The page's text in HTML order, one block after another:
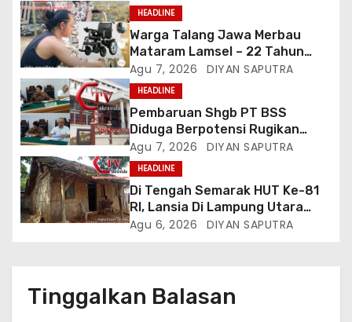
HEADLINE
Warga Talang Jawa Merbau
Mataram Lamsel – 22 Tahun
Lumpuh Vina Agustina Viral Di
Tiktok Inginkan Kursi Roda
Listrik, Kepala Perwakilan
Provinsi Lampung Media
Cakrawala Tv Meminta Pemda
Lamsel Bertindak
Agu 7, 2026 DIYAN SAPUTRA
HEADLINE
Pembaruan Shgb PT BSS
Diduga Berpotensi Rugikan
Negara, Kementrian ATR/BPN Di
Gugat Di PTUN Jakarta
Agu 7, 2026 DIYAN SAPUTRA
HEADLINE
Di Tengah Semarak HUT Ke-81
RI, Lansia Di Lampung Utara
Hidup Memprihatinkan
Agu 6, 2026 DIYAN SAPUTRA
Tinggalkan Balasan